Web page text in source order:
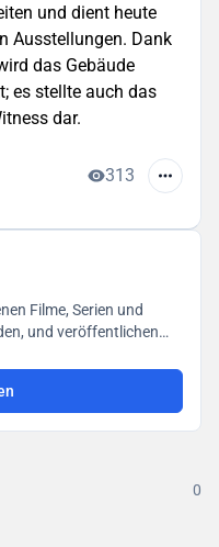
und dient heute
Ausstellungen. Dank
das Gebäude
es stellte auch das
dar.
313
Filme, Serien und
und veröffentlichen
Benutzer zugänglichen
0